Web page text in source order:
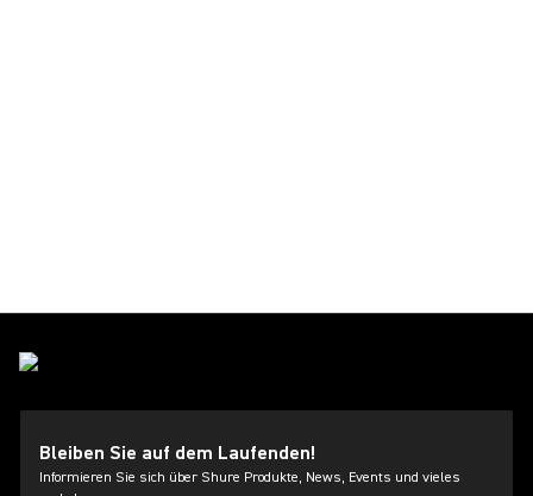
Bleiben Sie auf dem Laufenden!
Informieren Sie sich über Shure Produkte, News, Events und vieles